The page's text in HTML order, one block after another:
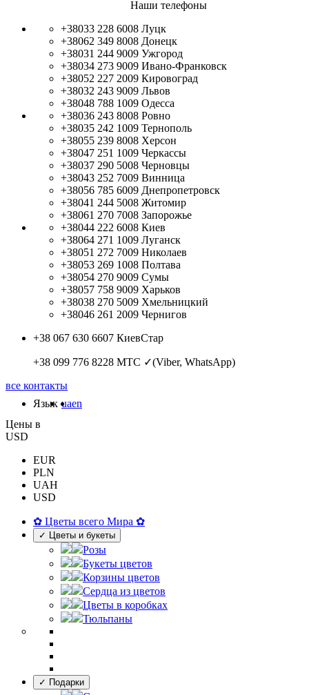
Наши телефоны
+38033 228 6008 Луцк
+38062 349 8008 Донецк
+38031 244 9009 Ужгород
+38034 273 9009 Ивано-Франковск
+38052 227 2009 Кировоград
+38032 243 9009 Львов
+38048 788 1009 Одесса
+38036 243 8008 Ровно
+38035 242 1009 Тернополь
+38055 239 8008 Херсон
+38047 251 1009 Черкассы
+38037 290 5008 Черновцы
+38043 252 7009 Винница
+38056 785 6009 Днепропетровск
+38041 244 5008 Житомир
+38061 270 7008 Запорожье
+38044 222 6008 Киев
+38064 271 1009 Луганск
+38051 272 7009 Николаев
+38053 269 1008 Полтава
+38054 270 9009 Сумы
+38057 758 9009 Харьков
+38038 270 5009 Хмельницкий
+38046 261 2009 Чернигов
+38 067 630 6607 КиевСтар
+38 099 776 8228 МТС ✓(Viber, WhatsApp)
все контакты
Язык uaen
Цены в
USD
EUR
PLN
UAH
USD
✿ Цветы всего Мира ✿
✓ Цветы и букеты
Розы
Букеты цветов
Корзины цветов
Сердца из цветов
Цветы в коробках
Тюльпаны
✓ Подарки